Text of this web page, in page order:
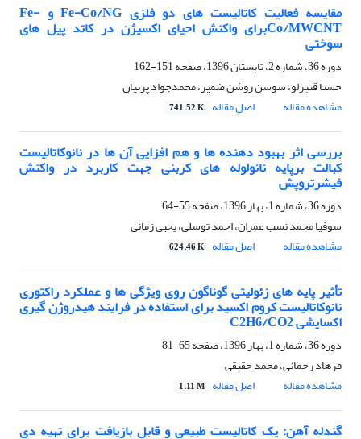
مقایسه فعالیت کاتالیست های دو فلزی Fe-Co/NG و Fe-
Co/MWCNTبرای واکنش احیای اکسیژن در کاتد پیل های
سوختی
دوره 36، شماره 2، تابستان 1396، صفحه
151-162
حسنا قنبرلو، سوسن روشن ضمیر، محمدجواد پرنیان
مشاهده مقاله
اصل مقاله 741.52 K
بررسی اثر بهبود دهنده ها و هم افزایی آن ها در نانوکاتالیست
کبالت برپایه نانولوله های کربنی جهت کاربرد در واکنش
فیشرتروپش
دوره 36، شماره 1، بهار 1396، صفحه
55-64
سوفیا محمد نسب عمران، احمد توسلی، یحیی زمانی
مشاهده مقاله
اصل مقاله 624.46 K
تأثیر پایه های زئولیتی گوناگون روی ویژگی ها و عملکرد راکتوری
نانوکاتالیست کروم اکسید برای استفاده در فرایند هیدروژن گیری
اکسایشی C2H6/CO2
دوره 36، شماره 1، بهار 1396، صفحه
65-81
فرهاد رحمانی، محمد حقیقی
مشاهده مقاله
اصل مقاله 1.11 M
گندله آهن: یک کاتالیست طبیعی و قابل بازیافت برای تهیه دی